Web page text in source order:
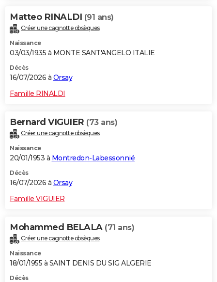
Matteo RINALDI (91 ans)
Créer une cagnotte obsèques
Naissance
03/03/1935 à MONTE SANT'ANGELO ITALIE
Décès
16/07/2026 à Orsay
Famille RINALDI
Bernard VIGUIER (73 ans)
Créer une cagnotte obsèques
Naissance
20/01/1953 à Montredon-Labessonnié
Décès
16/07/2026 à Orsay
Famille VIGUIER
Mohammed BELALA (71 ans)
Créer une cagnotte obsèques
Naissance
18/01/1955 à SAINT DENIS DU SIG ALGERIE
Décès